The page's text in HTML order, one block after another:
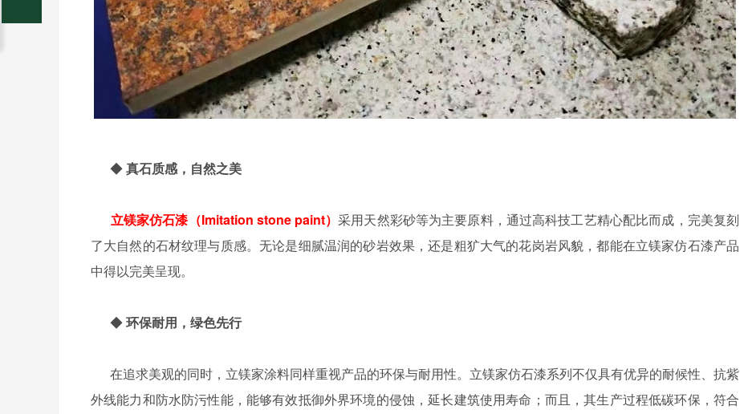
◆真石质感，自然之美
立镁家仿石漆（Imitation stone paint）采用天然彩砂等为主要原料，通过高科技工艺精心配比而成，完美复刻
了大自然的石材纹理与质感。无论是细腻温润的砂岩效果，还是粗犷大气的花岗岩风貌，都能在立镁家仿石漆产品
中得以完美呈现。
◆环保耐用，绿色先行
在追求美观的同时，立镁家涂料同样重视产品的环保与耐用性。立镁家仿石漆系列不仅具有优异的耐候性、抗紫
外线能力和防水防污性能，能够有效抵御外界环境的侵蚀，延长建筑使用寿命；而且，其生产过程低碳环保，符合